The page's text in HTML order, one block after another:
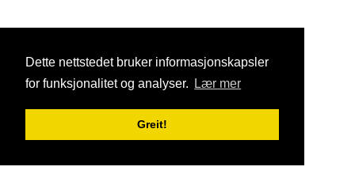
Dette nettstedet bruker informasjonskapsler
for funksjonalitet og analyser.
Lær mer
Greit!